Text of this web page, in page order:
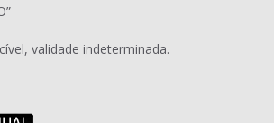
validade indeterminada.